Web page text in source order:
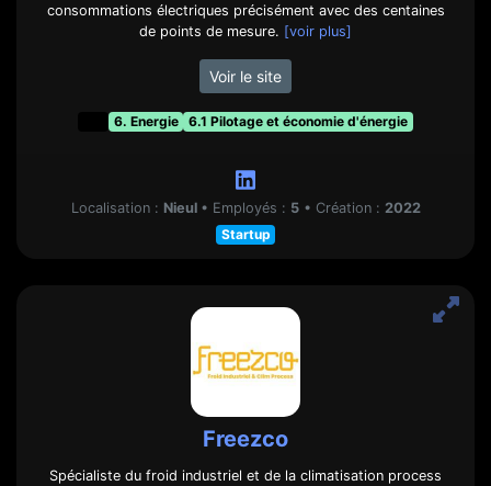
consommations électriques précisément avec des centaines
de points de mesure. [voir plus]
Voir le site
6. Energie 6.1 Pilotage et économie d'énergie
Localisation : Nieul • Employés : 5 • Création : 2022
Startup
Freezco
Spécialiste du froid industriel et de la climatisation process